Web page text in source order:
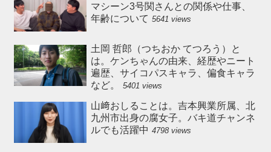
マシーン3号関さんとの関係や仕事、
年齢について 5641 views
土岡 哲郎（つちおか てつろう）と
は。ケンちゃんの由来、経歴やニート
遍歴、サイコパスキャラ、偏食キャラ
など。
5401 views
山﨑おしることは。吉本興業所属、北
九州市出身の腐女子。バキ道チャンネ
ルでも活躍中 4798 views